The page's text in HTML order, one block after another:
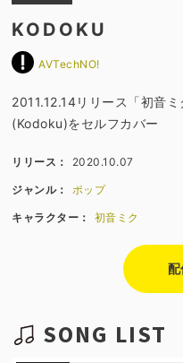
KODOKU
AVTechNO!
2011.12.14リリース「初音
(Kodoku)をセルフカバー
リリース： 2020.10.07
ジャンル： ポップ
キャラクター： 初音ミク
配
SONG LIST